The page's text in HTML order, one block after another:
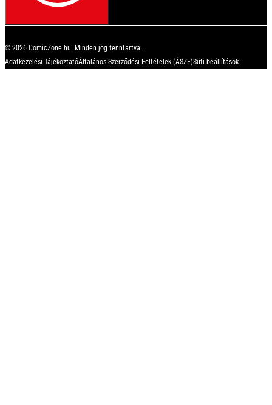
© 2026 ComicZone.hu. Minden jog fenntartva.
Adatkezelési TájékoztatóÁltalános Szerződési Feltételek (ÁSZF)Süti beállítások